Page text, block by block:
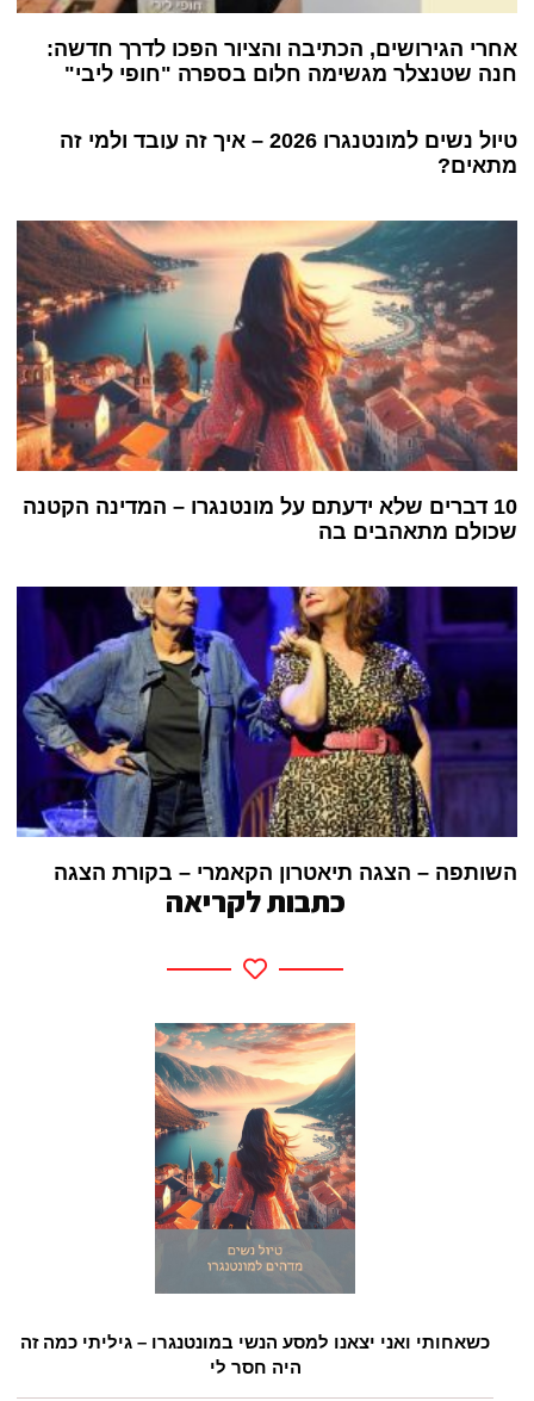
אחרי הגירושים, הכתיבה והציור הפכו לדרך חדשה:
חנה שטנצלר מגשימה חלום בספרה "חופי ליבי"
טיול נשים למונטנגרו 2026 – איך זה עובד ולמי זה
מתאים?
10 דברים שלא ידעתם על מונטנגרו – המדינה הקטנה
שכולם מתאהבים בה
השותפה – הצגה תיאטרון הקאמרי – בקורת הצגה
כתבות לקריאה
כשאחותי ואני יצאנו למסע הנשי במונטנגרו – גיליתי כמה זה
היה חסר לי